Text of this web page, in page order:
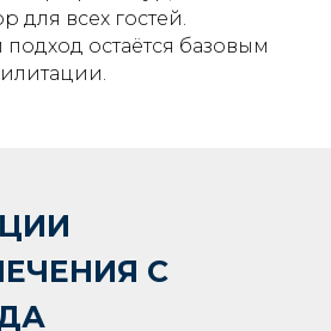
для всех гостей.
остаётся базовым
С